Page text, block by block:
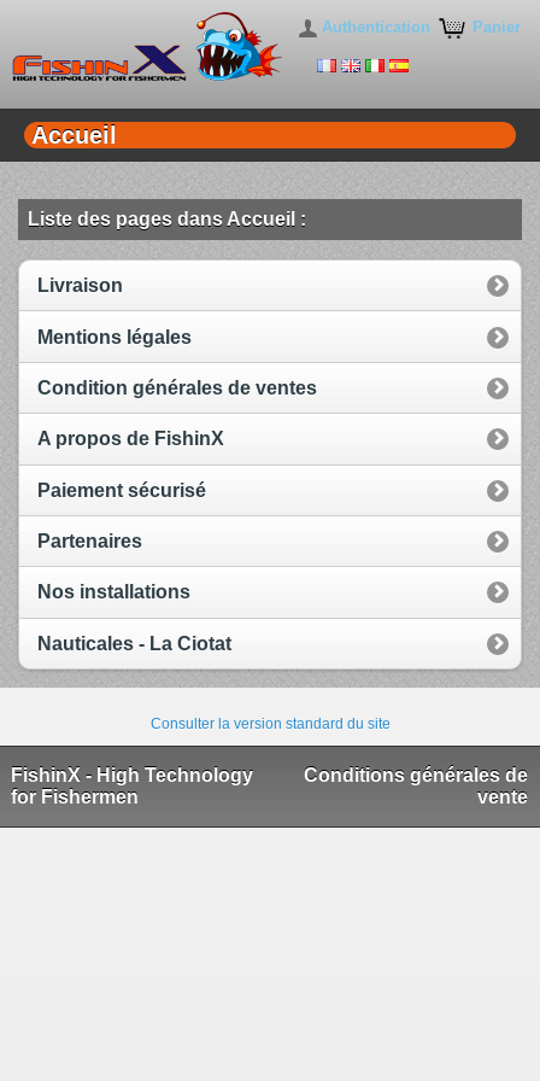
Panier
Authentication
Accueil
Liste des pages dans Accueil :
Livraison
Mentions légales
Condition générales de ventes
A propos de FishinX
Paiement sécurisé
Partenaires
Nos installations
Nauticales - La Ciotat
Consulter la version standard du site
FishinX - High Technology
for Fishermen
Conditions générales de
vente